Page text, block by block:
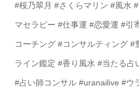
#桜乃翠月 #さくらマリン #風水
マセラピー #仕事運 #恋愛運 #引
コーチング #コンサルティング
ライン鑑定 #香り風水 #当たる
#占い師コンサル #uranailive #ウ